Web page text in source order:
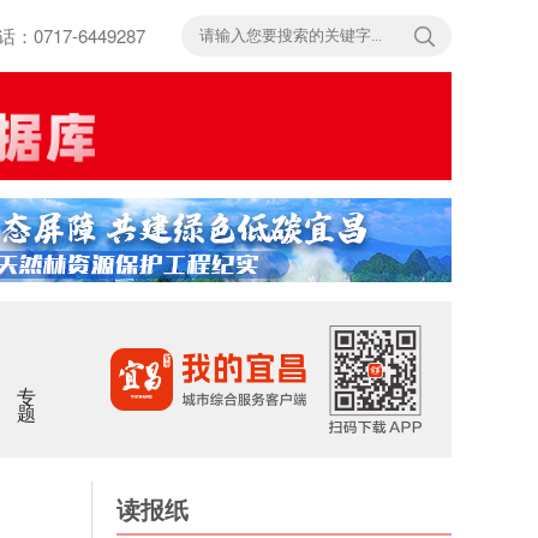
：0717-6449287
专题
读报纸